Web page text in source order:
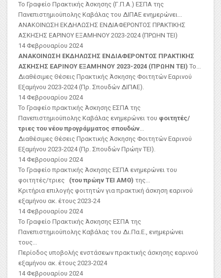
Το Γραφείο Πρακτικής Άσκησης (Γ.Π.Α.) ΕΣΠΑ της
Πανεπιστημιούπολης Καβάλας του ΔΙΠΑΕ ενημερώνει...
ΑΝΑΚΟΙΝΩΣΗ ΕΚΔΗΛΩΣΗΣ ΕΝΔΙΑΦΕΡΟΝΤΟΣ ΠΡΑΚΤΙΚΗΣ
ΑΣΚΗΣΗΣ ΕΑΡΙΝΟΥ ΕΞΑΜΗΝΟΥ 2023-2024 (ΠΡΩΗΝ ΤΕΙ)
14 Φεβρουαρίου 2024
ΑΝΑΚΟΙΝΩΣΗ ΕΚΔΗΛΩΣΗΣ ΕΝΔΙΑΦΕΡΟΝΤΟΣ ΠΡΑΚΤΙΚΗΣ
ΑΣΚΗΣΗΣ ΕΑΡΙΝΟΥ ΕΞΑΜΗΝΟΥ 2023-2024 (ΠΡΩΗΝ ΤΕΙ) Το...
Διαθέσιμες Θέσεις Πρακτικής Άσκησης Φοιτητών Εαρινού
Εξαμήνου 2023-2024 (Πρ. Σπουδών ΔΙΠΑΕ).
14 Φεβρουαρίου 2024
Το Γραφείο πρακτικής Άσκησης ΕΣΠΑ της
Πανεπιστημιούπολης Καβάλας ενημερώνει του φοιτητές/
τριες του νέου προγράμματος σπουδών...
Διαθέσιμες Θέσεις Πρακτικής Άσκησης Φοιτητών Εαρινού
Εξαμήνου 2023-2024 (Πρ. Σπουδών Πρώην ΤΕΙ).
14 Φεβρουαρίου 2024
Το Γραφείο πρακτικής Άσκησης ΕΣΠΑ ενημερώνει του
φοιτητές/τριες (του πρώην ΤΕΙ ΑΜΘ) της...
Κριτήρια επιλογής φοιτητών για πρακτική άσκηση εαρινού
εξαμήνου ακ. έτους 2023-24
14 Φεβρουαρίου 2024
Το Γραφείο Πρακτικής Άσκησης ΕΣΠΑ της
Πανεπιστημιούπολης Καβάλας του Δι.Πα.Ε., ενημερώνει
τους...
Περίοδος υποβολής ενστάσεων πρακτικής άσκησης εαρινού
εξαμήνου ακ. έτους 2023-2024
14 Φεβρουαρίου 2024